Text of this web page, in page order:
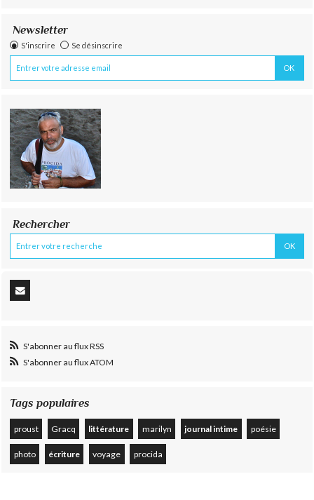
Newsletter
S'inscrire Se désinscrire
Rechercher
S'abonner au flux RSS
S'abonner au flux ATOM
Tags populaires
proust Gracq littérature marilyn journal intime poésie
photo écriture voyage procida